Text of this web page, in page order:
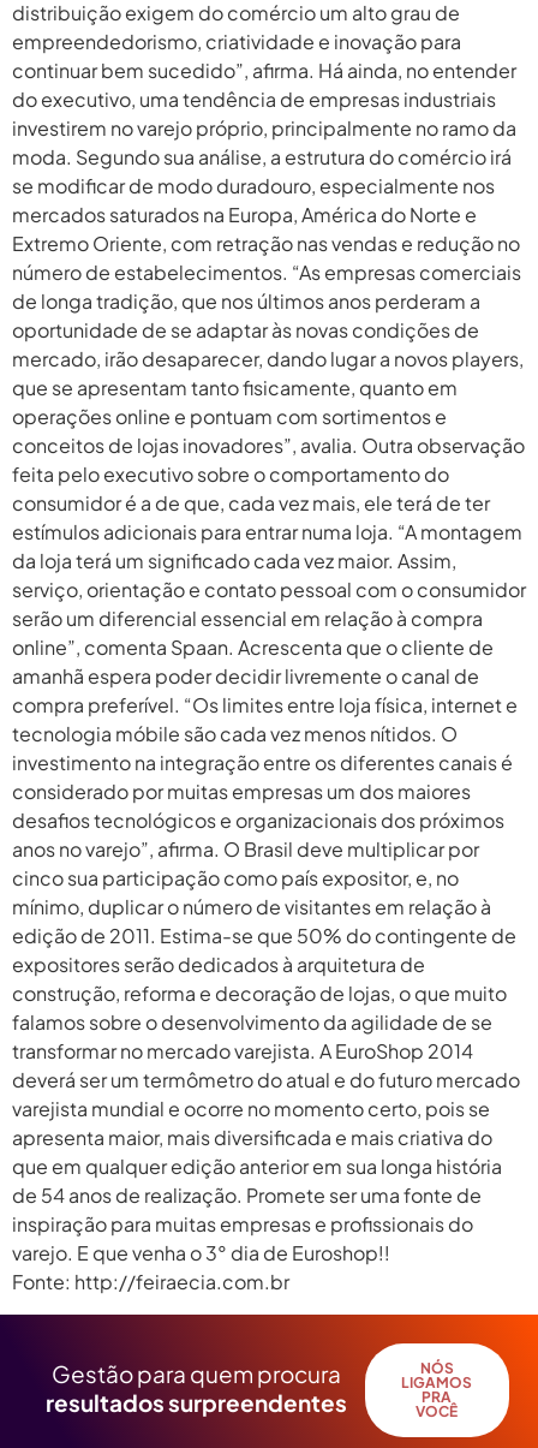
distribuição exigem do comércio um alto grau de
empreendedorismo, criatividade e inovação para
continuar bem sucedido”, afirma. Há ainda, no entender
do executivo, uma tendência de empresas industriais
investirem no varejo próprio, principalmente no ramo da
moda. Segundo sua análise, a estrutura do comércio irá
se modificar de modo duradouro, especialmente nos
mercados saturados na Europa, América do Norte e
Extremo Oriente, com retração nas vendas e redução no
número de estabelecimentos. “As empresas comerciais
de longa tradição, que nos últimos anos perderam a
oportunidade de se adaptar às novas condições de
mercado, irão desaparecer, dando lugar a novos players,
que se apresentam tanto fisicamente, quanto em
operações online e pontuam com sortimentos e
conceitos de lojas inovadores”, avalia. Outra observação
feita pelo executivo sobre o comportamento do
consumidor é a de que, cada vez mais, ele terá de ter
estímulos adicionais para entrar numa loja. “A montagem
da loja terá um significado cada vez maior. Assim,
serviço, orientação e contato pessoal com o consumidor
serão um diferencial essencial em relação à compra
online”, comenta Spaan. Acrescenta que o cliente de
amanhã espera poder decidir livremente o canal de
compra preferível. “Os limites entre loja física, internet e
tecnologia móbile são cada vez menos nítidos. O
investimento na integração entre os diferentes canais é
considerado por muitas empresas um dos maiores
desafios tecnológicos e organizacionais dos próximos
anos no varejo”, afirma. O Brasil deve multiplicar por
cinco sua participação como país expositor, e, no
mínimo, duplicar o número de visitantes em relação à
edição de 2011. Estima-se que 50% do contingente de
expositores serão dedicados à arquitetura de
construção, reforma e decoração de lojas, o que muito
falamos sobre o desenvolvimento da agilidade de se
transformar no mercado varejista. A EuroShop 2014
deverá ser um termômetro do atual e do futuro mercado
varejista mundial e ocorre no momento certo, pois se
apresenta maior, mais diversificada e mais criativa do
que em qualquer edição anterior em sua longa história
de 54 anos de realização. Promete ser uma fonte de
inspiração para muitas empresas e profissionais do
varejo. E que venha o 3° dia de Euroshop!!
Fonte: http://feiraecia.com.br
Gestão para quem procura
resultados surpreendentes
NÓS
LIGAMOS
PRA
VOCÊ